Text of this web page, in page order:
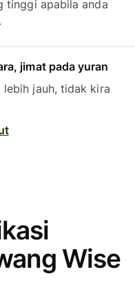
tinggi apabila anda
jimat pada yuran
jauh, tidak kira
Wise